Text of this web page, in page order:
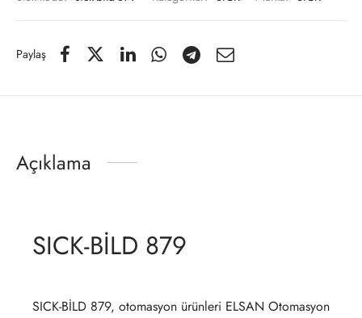
Paylaş
Açıklama
SICK-BİLD 879
SICK-BİLD 879, otomasyon ürünleri ELSAN Otomasyon